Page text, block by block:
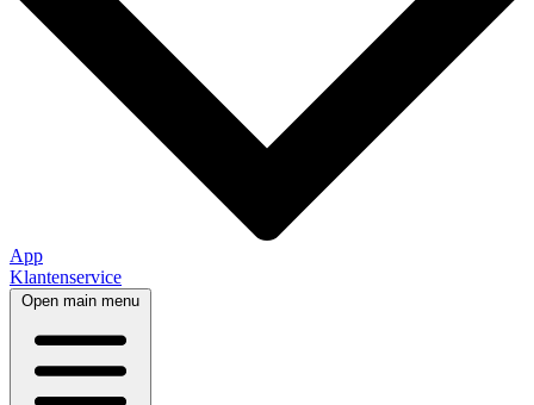
App
Klantenservice
Open main menu